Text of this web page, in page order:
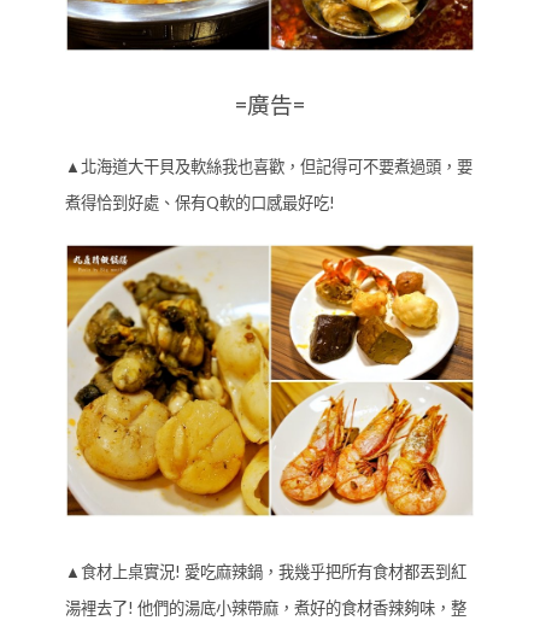
=廣告=
▲北海道大干貝及軟絲我也喜歡，但記得可不要煮過頭，要
煮得恰到好處、保有Q軟的口感最好吃!
▲食材上桌實況! 愛吃麻辣鍋，我幾乎把所有食材都丟到紅
湯裡去了! 他們的湯底小辣帶麻，煮好的食材香辣夠味，整